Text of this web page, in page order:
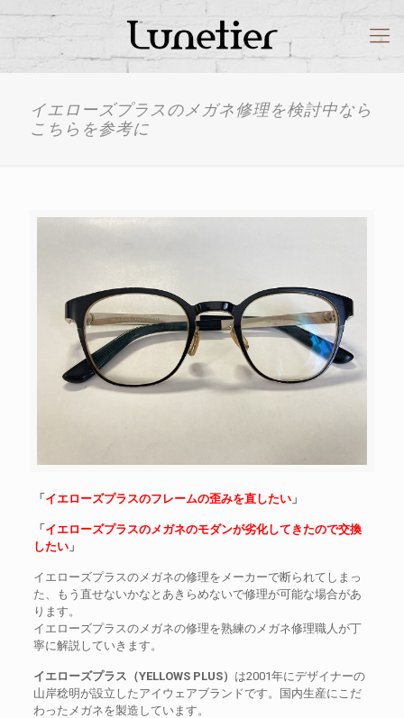
イエローズプラスのメガネ修理を検討中なら
こちらを参考に
「イエローズプラスのフレームの歪みを直したい」
「イエローズプラスのメガネのモダンが劣化してきたので交換
したい」
イエローズプラスのメガネの修理をメーカーで断られてしまっ
た、もう直せないかなとあきらめないで修理が可能な場合があ
ります。
イエローズプラスのメガネの修理を熟練のメガネ修理職人が丁
寧に解説していきます。
イエローズプラス（YELLOWS PLUS） は2001年にデザイナーの
山岸稔明が設立したアイウェアブランドです。国内生産にこだ
わったメガネを製造しています。